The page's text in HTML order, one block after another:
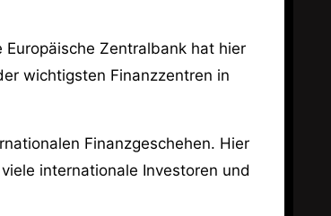
Zentralbank hat hier
wichtigsten Finanzzentren in
Finanzgeschehen. Hier
internationale Investoren und